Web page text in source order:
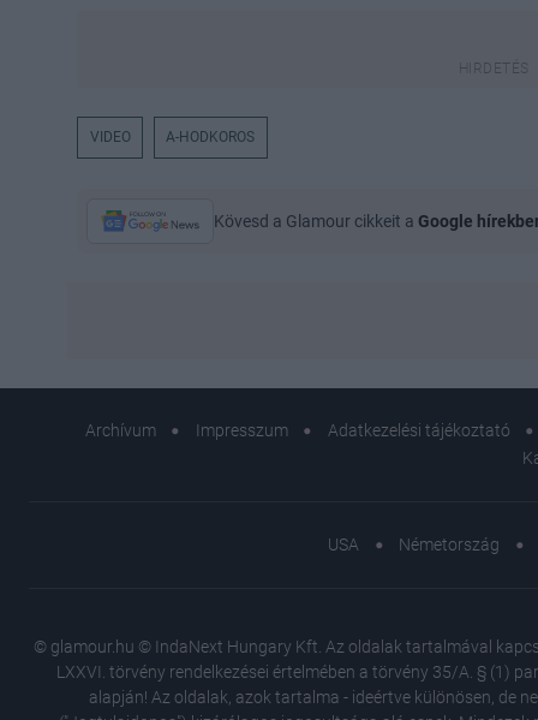
VIDEO A-HODKOROS
Kövesd a Glamour cikkeit a Google
Archívum Impresszum Adatkezelési tájékoztató
USA Németország
© glamour.hu © IndaNext Hungary Kft. Az oldalak tartalmával
LXXVI. törvény rendelkezései értelmében a törvény 35/A. § (1)
alapján! Az oldalak, azok tartalma - ideértve különösen, de